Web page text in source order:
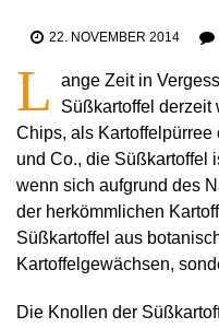
22. NOVEMBER 2014
L
ange Zeit in
Süßkartoffel derzeit
Chips, als
und Co., die Süßkartoffel
wenn sich aufgrund des
der herkömmlichen
Süßkartoffel aus
Kartoffelgewächsen,
Die Knollen der